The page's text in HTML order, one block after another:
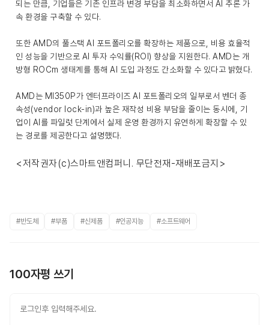
되는 만큼, 기업들은 기존 인프라 변경 부담을 최소화하면서 AI 추론 가
속 환경을 구축할 수 있다.
또한 AMD의 풀스택 AI 포트폴리오를 확장하는 제품으로, 비용 효율적
인 성능을 기반으로 AI 투자 수익률(ROI) 향상을 지원한다. AMD는 개
방형 ROCm 생태계를 통해 AI 도입 과정도 간소화할 수 있다고 밝혔다.
AMD는 MI350P가 엔터프라이즈 AI 포트폴리오의 일부로서 벤더 종
속성(vendor lock-in)과 높은 재작성 비용 부담을 줄이는 동시에, 기
업이 AI를 파일럿 단계에서 실제 운영 환경까지 유연하게 확장할 수 있
는 경로를 제공한다고 설명했다.
<저작권자(c)스마트앤컴퍼니. 무단전재-재배포금지>
#반도체 #부품 #신제품 #인공지능 #소프트웨어
100자평 쓰기